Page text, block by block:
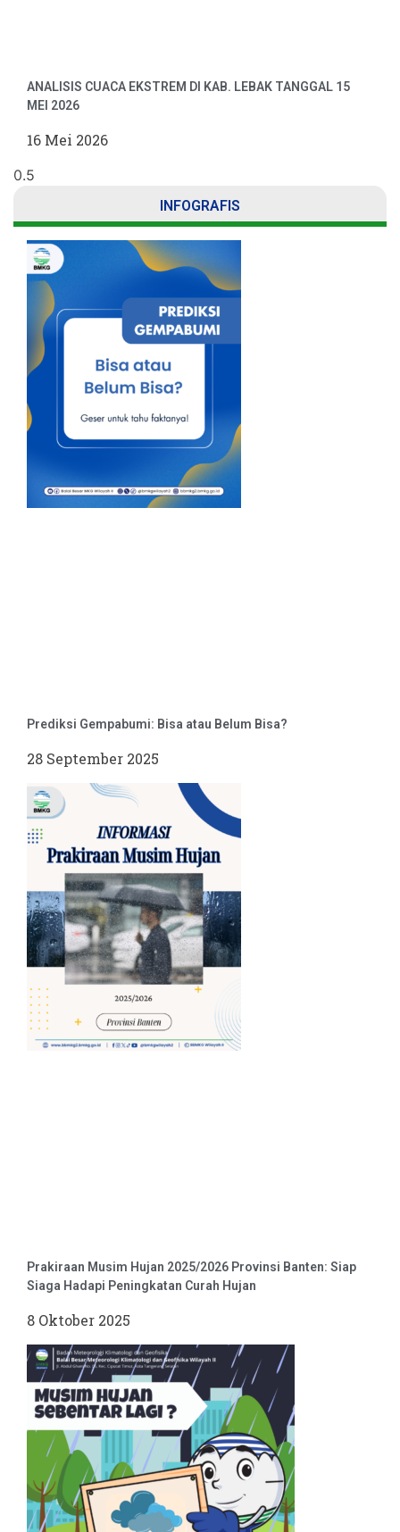
ANALISIS CUACA EKSTREM DI KAB. LEBAK TANGGAL 15
MEI 2026
16 Mei 2026
INFOGRAFIS
Prediksi Gempabumi: Bisa atau Belum Bisa?
28 September 2025
Prakiraan Musim Hujan 2025/2026 Provinsi Banten: Siap
Siaga Hadapi Peningkatan Curah Hujan
8 Oktober 2025